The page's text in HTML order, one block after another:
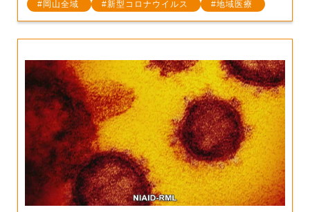
岡山全域 新型コロナウイルス 地域医療